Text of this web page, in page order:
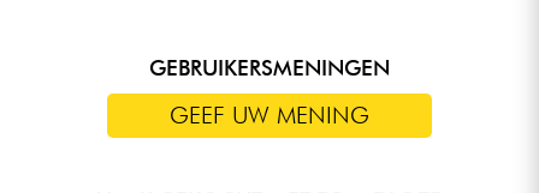
GEBRUIKERSMENINGEN
GEEF UW MENING